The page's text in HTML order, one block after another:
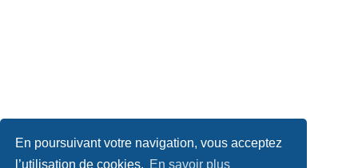
En poursuivant votre navigation, vous acceptez
l’utilisation de cookies. En savoir plus